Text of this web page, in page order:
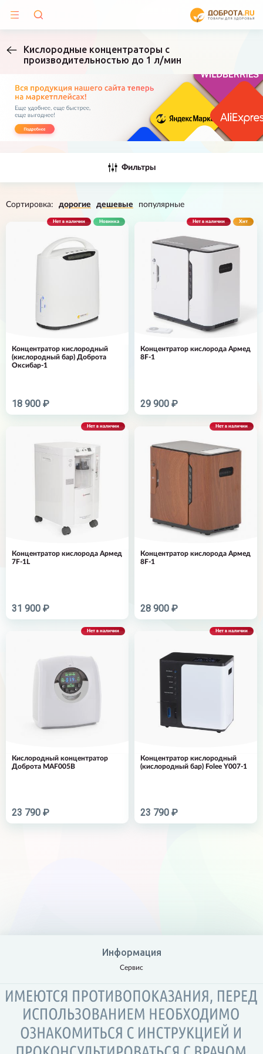
Кислородные концентраторы с
производительностью до 1 л/мин
Фильтры
Сортировка: дорогие дешевые популярные
Концентратор кислородный
(кислородный бар) Доброта
Оксибар-1
18 900 ₽
Нет в наличии Новинка
Концентратор кислорода Армед
8F-1
29 900 ₽
Нет в наличии Хит
Концентратор кислорода Армед
7F-1L
31 900 ₽
Нет в наличии
Концентратор кислорода Армед
8F-1
28 900 ₽
Нет в наличии
Кислородный концентратор
Доброта MAF005B
23 790 ₽
Нет в наличии
Концентратор кислородный
(кислородный бар) Folee Y007-1
23 790 ₽
Нет в наличии
Информация
Сервис